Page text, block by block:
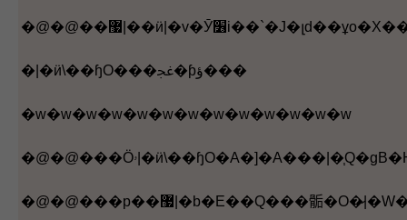
�|�ӥ\��ɧO���ﲼ�ƥؤ���
�w�w�w�w�w�w�w�w�w�w�w�w�w